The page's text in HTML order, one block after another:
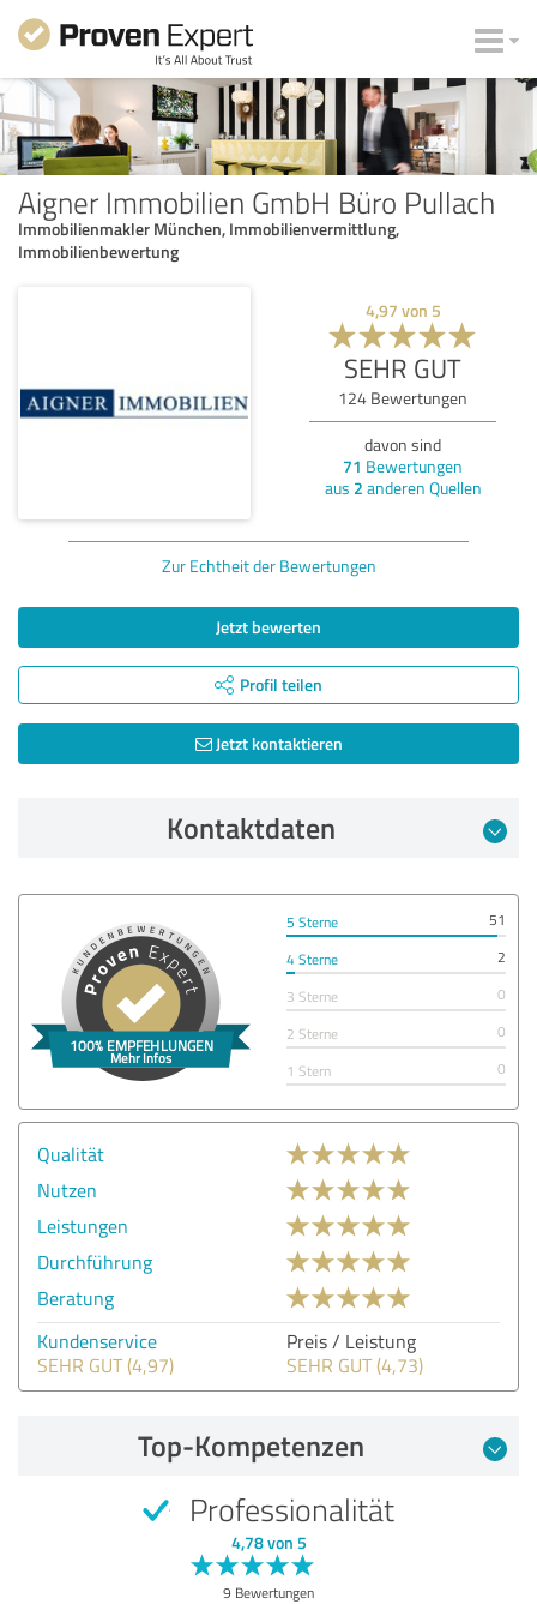
Aigner Immobilien GmbH Büro Pullach
Immobilienmakler München, Immobilienvermittlung,
Immobilienbewertung
4,97 von 5
SEHR GUT
124 Bewertungen
davon sind
71 Bewertungen
aus 2 anderen Quellen
Zur Echtheit der Bewertungen
Jetzt bewerten
Profil teilen
Jetzt kontaktieren
Kontaktdaten
5 Sterne
51
4 Sterne
2
3 Sterne
0
2 Sterne
0
1 Stern
0
Qualität
Nutzen
Leistungen
Durchführung
Beratung
Kundenservice
SEHR GUT (4,97)
Preis / Leistung
SEHR GUT (4,73)
Top-Kompetenzen
Professionalität
4,78 von 5
9 Bewertungen